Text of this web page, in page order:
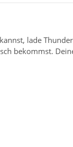
lade
bekommst.